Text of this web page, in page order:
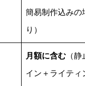
簡易制作込みの
り）
月額に含む （
イン＋ライティ